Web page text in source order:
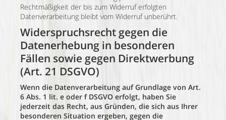
Rechtmäßigkeit der bis zum Widerruf erfolgten
Datenverarbeitung bleibt vom Widerruf unberührt.
Widerspruchsrecht gegen die
Datenerhebung in besonderen
Fällen sowie gegen Direktwerbung
(Art. 21 DSGVO)
Wenn die Datenverarbeitung auf Grundlage von Art.
6 Abs. 1 lit. e oder f DSGVO erfolgt, haben Sie
jederzeit das Recht, aus Gründen, die sich aus Ihrer
besonderen Situation ergeben, gegen die